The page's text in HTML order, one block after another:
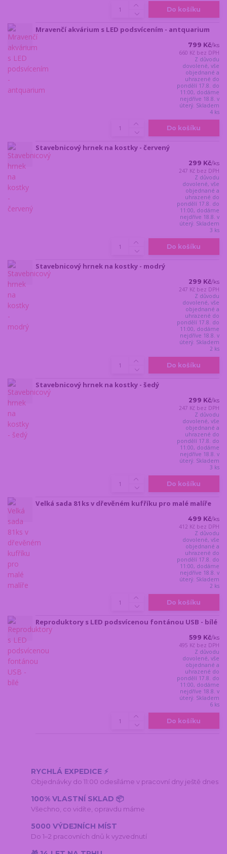
Do košíku
Mravenčí akvárium s LED podsvícením - antquarium
799 Kč/ks
660 Kč bez DPH
Z důvodu
dovolené, vše
objednané a
uhrazené do
pondělí 17.8. do
11:00, dodáme
nejdříve 18.8. v
úterý. Skladem
4 ks
Do košíku
Stavebnicový hrnek na kostky - červený
299 Kč/ks
247 Kč bez DPH
Z důvodu
dovolené, vše
objednané a
uhrazené do
pondělí 17.8. do
11:00, dodáme
nejdříve 18.8. v
úterý. Skladem
3 ks
Do košíku
Stavebnicový hrnek na kostky - modrý
299 Kč/ks
247 Kč bez DPH
Z důvodu
dovolené, vše
objednané a
uhrazené do
pondělí 17.8. do
11:00, dodáme
nejdříve 18.8. v
úterý. Skladem
2 ks
Do košíku
Stavebnicový hrnek na kostky - šedý
299 Kč/ks
247 Kč bez DPH
Z důvodu
dovolené, vše
objednané a
uhrazené do
pondělí 17.8. do
11:00, dodáme
nejdříve 18.8. v
úterý. Skladem
3 ks
Do košíku
Velká sada 81ks v dřevěném kufříku pro malé malíře
499 Kč/ks
412 Kč bez DPH
Z důvodu
dovolené, vše
objednané a
uhrazené do
pondělí 17.8. do
11:00, dodáme
nejdříve 18.8. v
úterý. Skladem
2 ks
Do košíku
Reproduktory s LED podsvícenou fontánou USB - bílé
599 Kč/ks
495 Kč bez DPH
Z důvodu
dovolené, vše
objednané a
uhrazené do
pondělí 17.8. do
11:00, dodáme
nejdříve 18.8. v
úterý. Skladem
6 ks
Do košíku
RYCHLÁ EXPEDICE ⚡
Objednávky do 11:00 odesíláme v pracovní dny ještě dnes
100% VLASTNÍ SKLAD 📦
Všechno, co vidíte, opravdu máme
5000 VÝDEJNÍCH MÍST
Do 1–2 pracovních dnů k vyzvednutí